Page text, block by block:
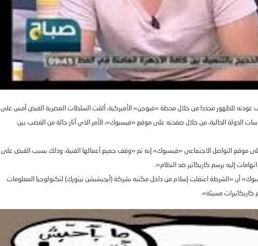
عودته للظهور مجددا من خلال محطة «فيوجن» الأميركية، ألقت السلطات المصرية القبض أمس على
الدولة الحالية، من خلال صفحته على موقع «فيسبوك»، الأمر الذي أثار حالة من الغضب بين
موقع التواصل الاجتماعي «فيسبوك» إنه تم «وقف جميع أعمالها الفنية، وذلك بسبب القبض على
إليه برسم كاريكاتير ضد النظام».
» أن « الشرطة اعتقلت إسلام من داخل مكتبه بشركة ( أيجيشبشن نيتورك) لتكنولوجيا المعلومات
مسيئة».